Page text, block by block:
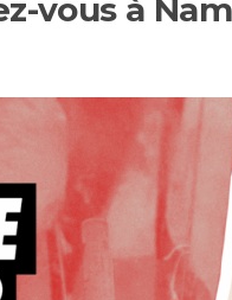
vous à